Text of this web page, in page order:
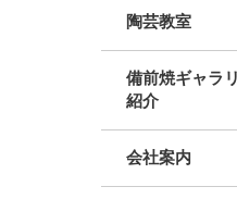
陶芸教室
備前焼ギャラ
紹介
会社案内